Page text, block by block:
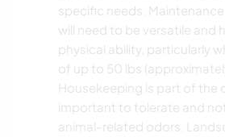
specific needs. Maintenance
will need to be versatile and
physical ability, particularly
of up to 50 lbs
Housekeeping is part of the
important to tolerate and
animal-related odors.